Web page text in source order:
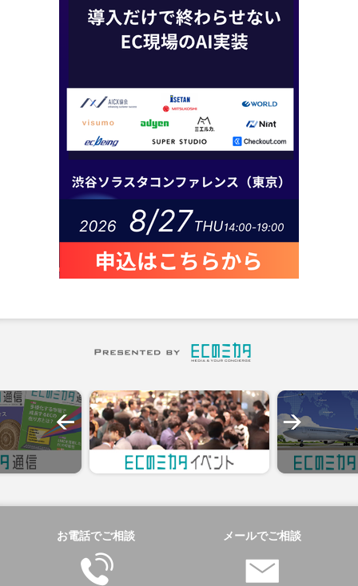
お電話でご相談 メールでご相談